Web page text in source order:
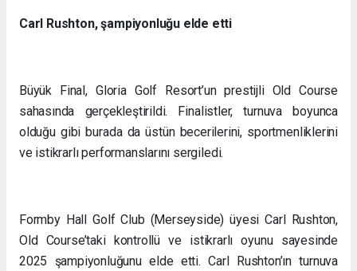
Carl Rushton, şampiyonluğu elde etti
Büyük Final, Gloria Golf Resort’un prestijli Old Course
sahasında gerçekleştirildi. Finalistler, turnuva boyunca
olduğu gibi burada da üstün becerilerini, sportmenliklerini
ve istikrarlı performanslarını sergiledi.
Formby Hall Golf Club (Merseyside) üyesi Carl Rushton,
Old Course’taki kontrollü ve istikrarlı oyunu sayesinde
2025 şampiyonluğunu elde etti. Carl Rushton’ın turnuva